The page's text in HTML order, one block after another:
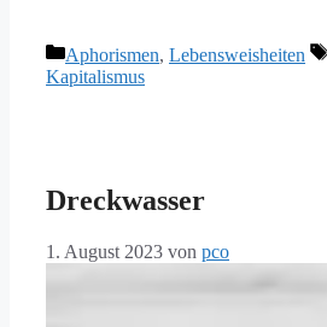
Kategorien
Aphorismen, Lebensweisheiten
Kapitalismus
Dreckwasser
1. August 2023 von pco